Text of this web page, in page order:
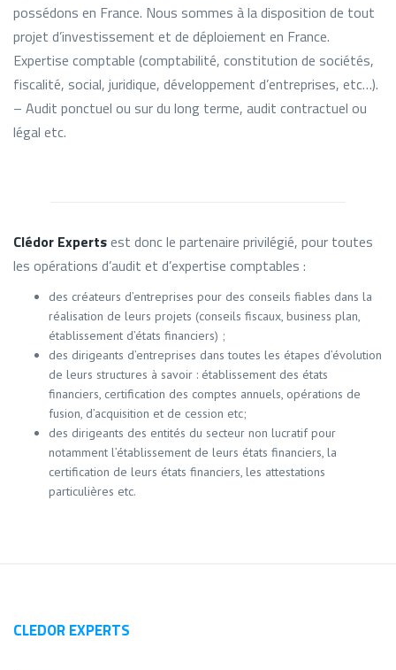
possédons en France. Nous sommes à la disposition de tout
projet d’investissement et de déploiement en France.
Expertise comptable (comptabilité, constitution de sociétés,
fiscalité, social, juridique, développement d’entreprises, etc…).
– Audit ponctuel ou sur du long terme, audit contractuel ou
légal etc.
Clédor Expertsest donc le partenaire privilégié, pour toutes
les opérations d’audit et d’expertise comptables :
des créateurs d’entreprises pour des conseils fiables dans la
réalisation de leurs projets (conseils fiscaux, business plan,
établissement d’états financiers) ;
des dirigeants d’entreprises dans toutes les étapes d’évolution
de leurs structures à savoir : établissement des états
financiers, certification des comptes annuels, opérations de
fusion, d’acquisition et de cession etc;
des dirigeants des entités du secteur non lucratif pour
notamment l’établissement de leurs états financiers, la
certification de leurs états financiers, les attestations
particulières etc.
CLEDOR EXPERTS